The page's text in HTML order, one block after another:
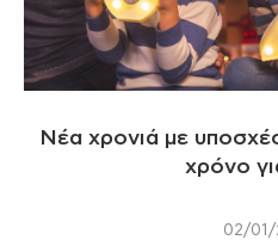
Νέα χρονιά με
χρόνο
02/01/